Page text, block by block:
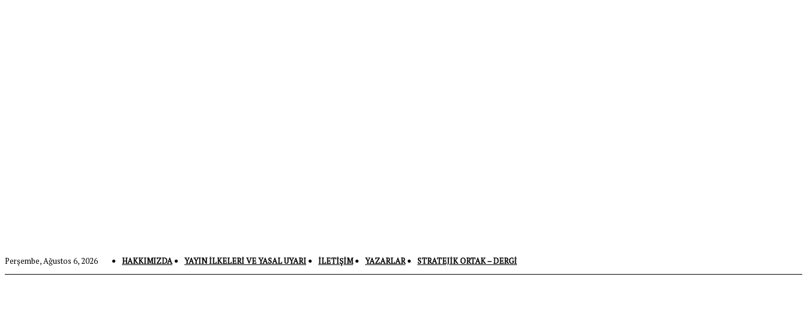
Perşembe, Ağustos 6, 2026 HAKKIMIZDA YAYIN İLKELERI VE YASAL UYARI İLETIŞIM YAZARLAR STRATEJIK ORTAK – DERGI